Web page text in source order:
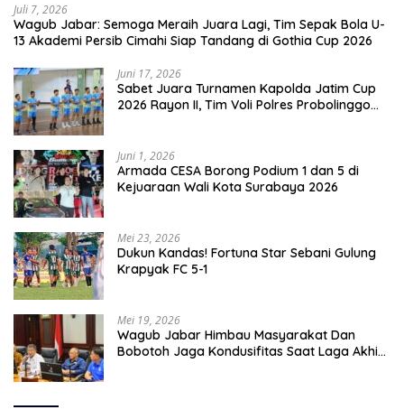
Juli 7, 2026
Wagub Jabar: Semoga Meraih Juara Lagi, Tim Sepak Bola U-
13 Akademi Persib Cimahi Siap Tandang di Gothia Cup 2026
Juni 17, 2026
Sabet Juara Turnamen Kapolda Jatim Cup
2026 Rayon II, Tim Voli Polres Probolinggo
Juni 1, 2026
Armada CESA Borong Podium 1 dan 5 di
Kejuaraan Wali Kota Surabaya 2026
Mei 23, 2026
Dukun Kandas! Fortuna Star Sebani Gulung
Krapyak FC 5-1
Mei 19, 2026
Wagub Jabar Himbau Masyarakat Dan
Bobotoh Jaga Kondusifitas Saat Laga Akhir